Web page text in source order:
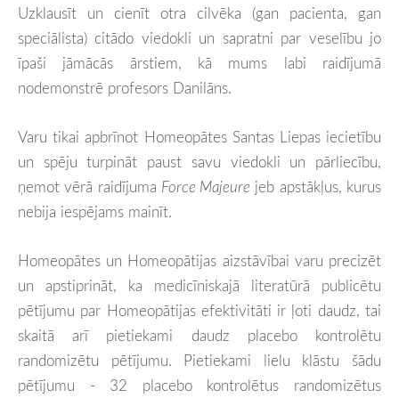
Uzklausīt un cienīt otra cilvēka (gan pacienta, gan
speciālista) citādo viedokli un sapratni par veselību jo
īpaši jāmācās ārstiem, kā mums labi raidījumā
nodemonstrē profesors Danilāns.
Varu tikai apbrīnot Homeopātes Santas Liepas iecietību
un spēju turpināt paust savu viedokli un pārliecību,
ņemot vērā raidījuma Force Majeure jeb apstākļus, kurus
nebija iespējams mainīt.
Homeopātes un Homeopātijas aizstāvībai varu precizēt
un apstiprināt, ka medicīniskajā literatūrā publicētu
pētījumu par Homeopātijas efektivitāti ir ļoti daudz, tai
skaitā arī pietiekami daudz placebo kontrolētu
randomizētu pētījumu. Pietiekami lielu klāstu šādu
pētījumu - 32 placebo kontrolētus randomizētus